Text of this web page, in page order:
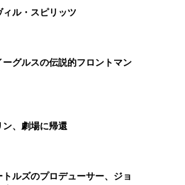
ル・スピリッツ
グルスの伝説的フロントマン
、劇場に帰還
ルズのプロデューサー、ジョ